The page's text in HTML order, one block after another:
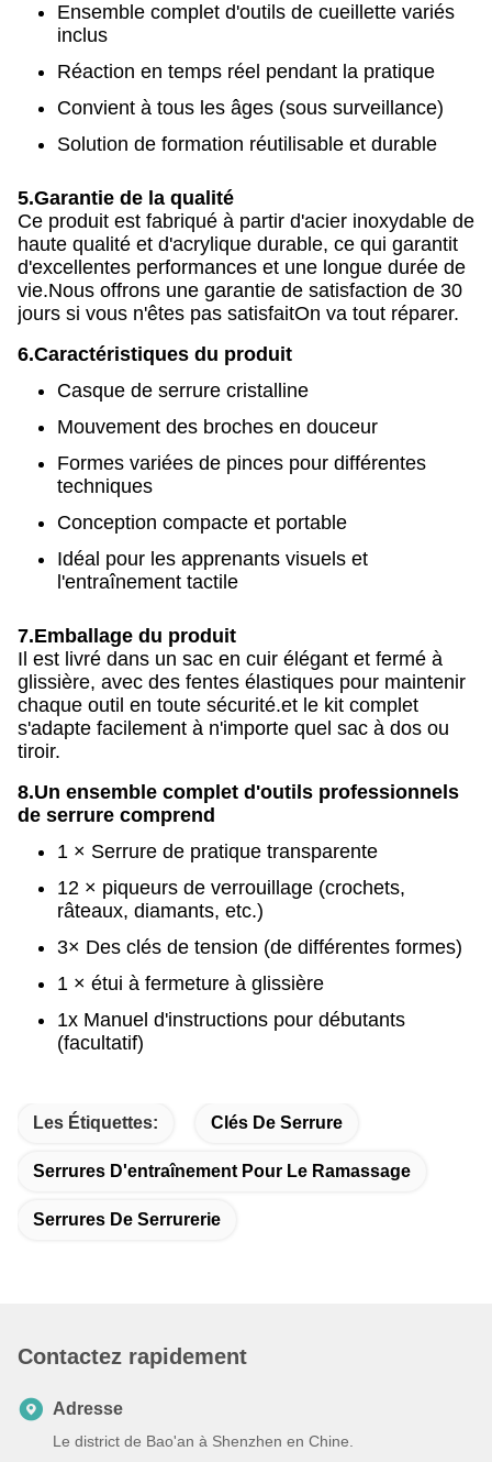
Ensemble complet d'outils de cueillette variés
inclus
Réaction en temps réel pendant la pratique
Convient à tous les âges (sous surveillance)
Solution de formation réutilisable et durable
5.Garantie de la qualité
Ce produit est fabriqué à partir d'acier inoxydable de
haute qualité et d'acrylique durable, ce qui garantit
d'excellentes performances et une longue durée de
vie.Nous offrons une garantie de satisfaction de 30
jours si vous n'êtes pas satisfaitOn va tout réparer.
6.Caractéristiques du produit
Casque de serrure cristalline
Mouvement des broches en douceur
Formes variées de pinces pour différentes
techniques
Conception compacte et portable
Idéal pour les apprenants visuels et
l'entraînement tactile
7.Emballage du produit
Il est livré dans un sac en cuir élégant et fermé à
glissière, avec des fentes élastiques pour maintenir
chaque outil en toute sécurité.et le kit complet
s'adapte facilement à n'importe quel sac à dos ou
tiroir.
8.Un ensemble complet d'outils professionnels
de serrure comprend
1 × Serrure de pratique transparente
12 × piqueurs de verrouillage (crochets,
râteaux, diamants, etc.)
3× Des clés de tension (de différentes formes)
1 × étui à fermeture à glissière
1x Manuel d'instructions pour débutants
(facultatif)
Les Étiquettes: Clés De Serrure
Serrures D'entraînement Pour Le Ramassage
Serrures De Serrurerie
Contactez rapidement
Adresse
Le district de Bao'an à Shenzhen en Chine.